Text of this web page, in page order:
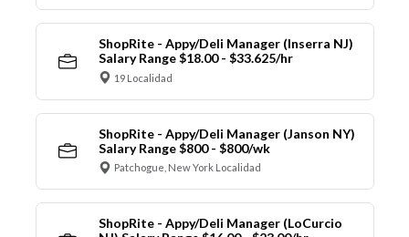
ShopRite - Appy/Deli Manager (Inserra NJ)
Salary Range $18.00 - $33.625/hr
19 Localidad
ShopRite - Appy/Deli Manager (Janson NY)
Salary Range $800 - $800/wk
Patchogue, New York Localidad
ShopRite - Appy/Deli Manager (LoCurcio